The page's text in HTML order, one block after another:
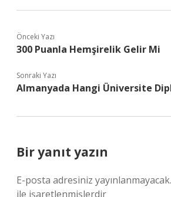
Önceki Yazı
300 Puanla Hemşirelik Gelir Mi
Sonraki Yazı
Almanyada Hangi Üniversite
Bir yanıt yazın
E-posta adresiniz yayınlanmayacak.
ile işaretlenmişlerdir